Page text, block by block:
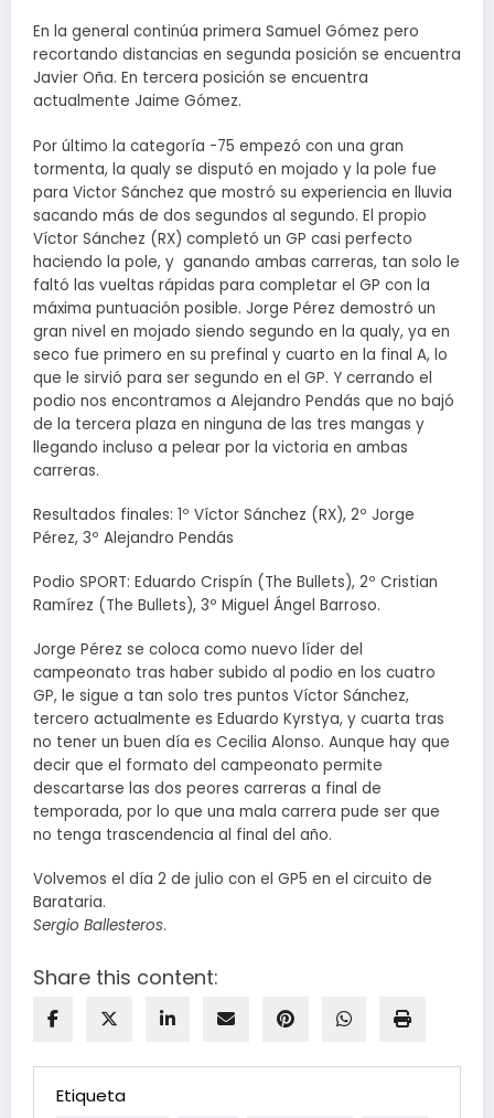
En la general continúa primera Samuel Gómez pero
recortando distancias en segunda posición se encuentra
Javier Oña. En tercera posición se encuentra
actualmente Jaime Gómez.
Por último la categoría -75 empezó con una gran
tormenta, la qualy se disputó en mojado y la pole fue
para Victor Sánchez que mostró su experiencia en lluvia
sacando más de dos segundos al segundo. El propio
Víctor Sánchez (RX) completó un GP casi perfecto
haciendo la pole, y ganando ambas carreras, tan solo le
faltó las vueltas rápidas para completar el GP con la
máxima puntuación posible. Jorge Pérez demostró un
gran nivel en mojado siendo segundo en la qualy, ya en
seco fue primero en su prefinal y cuarto en la final A, lo
que le sirvió para ser segundo en el GP. Y cerrando el
podio nos encontramos a Alejandro Pendás que no bajó
de la tercera plaza en ninguna de las tres mangas y
llegando incluso a pelear por la victoria en ambas
carreras.
Resultados finales: 1º Víctor Sánchez (RX), 2º Jorge
Pérez, 3º Alejandro Pendás
Podio SPORT: Eduardo Crispín (The Bullets), 2º Cristian
Ramírez (The Bullets), 3º Miguel Ángel Barroso.
Jorge Pérez se coloca como nuevo líder del
campeonato tras haber subido al podio en los cuatro
GP, le sigue a tan solo tres puntos Víctor Sánchez,
tercero actualmente es Eduardo Kyrstya, y cuarta tras
no tener un buen día es Cecilia Alonso. Aunque hay que
decir que el formato del campeonato permite
descartarse las dos peores carreras a final de
temporada, por lo que una mala carrera pude ser que
no tenga trascendencia al final del año.
Volvemos el día 2 de julio con el GP5 en el circuito de
Barataria.
Sergio Ballesteros.
Share this content:
Etiqueta